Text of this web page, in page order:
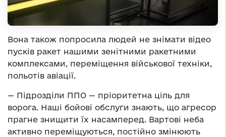
Вона також попросила людей не знімати відео
пусків ракет нашими зенітними ракетними
комплексами, переміщення військової техніки,
польотів авіації.
— Підрозділи ППО — пріоритетна ціль для
ворога. Наші бойові обслуги знають, що агресор
прагне знищити їх насамперед. Вартові неба
активно переміщуються, постійно змінюють